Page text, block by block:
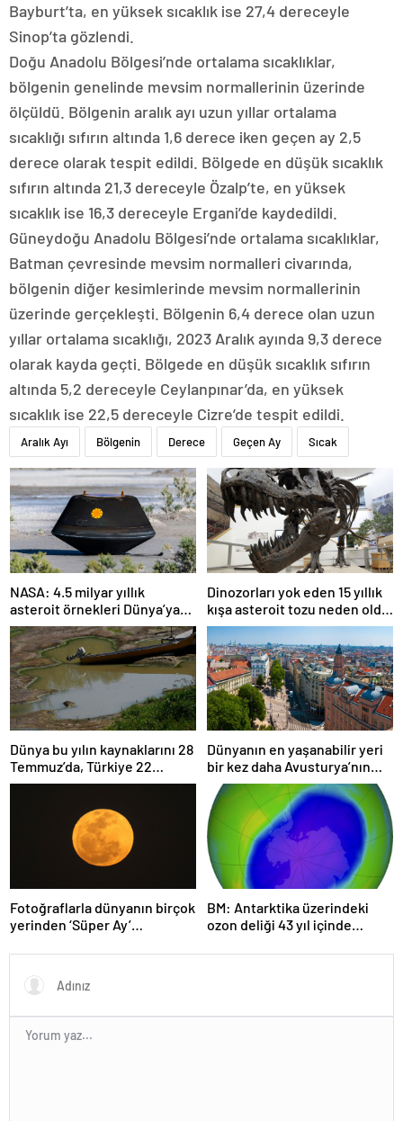
Bayburt’ta, en yüksek sıcaklık ise 27,4 dereceyle
Sinop’ta gözlendi.
Doğu Anadolu Bölgesi’nde ortalama sıcaklıklar,
bölgenin genelinde mevsim normallerinin üzerinde
ölçüldü. Bölgenin aralık ayı uzun yıllar ortalama
sıcaklığı sıfırın altında 1,6 derece iken geçen ay 2,5
derece olarak tespit edildi. Bölgede en düşük sıcaklık
sıfırın altında 21,3 dereceyle Özalp’te, en yüksek
sıcaklık ise 16,3 dereceyle Ergani’de kaydedildi.
Güneydoğu Anadolu Bölgesi’nde ortalama sıcaklıklar,
Batman çevresinde mevsim normalleri civarında,
bölgenin diğer kesimlerinde mevsim normallerinin
üzerinde gerçekleşti. Bölgenin 6,4 derece olan uzun
yıllar ortalama sıcaklığı, 2023 Aralık ayında 9,3 derece
olarak kayda geçti. Bölgede en düşük sıcaklık sıfırın
altında 5,2 dereceyle Ceylanpınar’da, en yüksek
sıcaklık ise 22,5 dereceyle Cizre’de tespit edildi.
Aralık Ayı Bölgenin Derece Geçen Ay Sıcak
NASA: 4.5 milyar yıllık
asteroit örnekleri Dünya’ya
getirildi; yaşamın
başlangıcına ışık tutabilir
Dinozorları yok eden 15 yıllık
kışa asteroit tozu neden oldu
| Araştırma
Dünya bu yılın kaynaklarını 28
Temmuz’da, Türkiye 22
Haziran’da tüketti
Dünyanın en yaşanabilir yeri
bir kez daha Avusturya’nın
başkenti Viyana oldu
Fotoğraflarla dünyanın birçok
yerinden ‘Süper Ay’
BM: Antarktika üzerindeki
ozon deliği 43 yıl içinde